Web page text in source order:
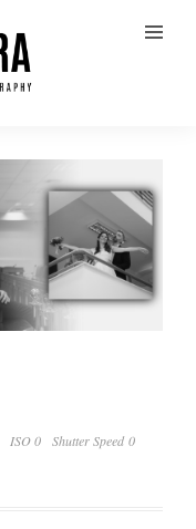
ISO 0 Shutter Speed 0